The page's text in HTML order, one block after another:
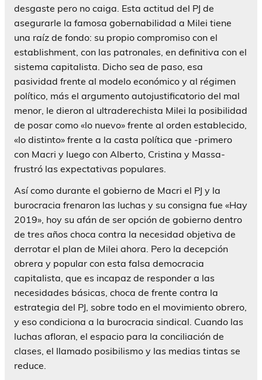
desgaste pero no caiga. Esta actitud del PJ de
asegurarle la famosa gobernabilidad a Milei tiene
una raíz de fondo: su propio compromiso con el
establishment, con las patronales, en definitiva con el
sistema capitalista. Dicho sea de paso, esa
pasividad frente al modelo económico y al régimen
político, más el argumento autojustificatorio del mal
menor, le dieron al ultraderechista Milei la posibilidad
de posar como «lo nuevo» frente al orden establecido,
«lo distinto» frente a la casta política que -primero
con Macri y luego con Alberto, Cristina y Massa-
frustró las expectativas populares.
Así como durante el gobierno de Macri el PJ y la
burocracia frenaron las luchas y su consigna fue «Hay
2019», hoy su afán de ser opción de gobierno dentro
de tres años choca contra la necesidad objetiva de
derrotar el plan de Milei ahora. Pero la decepción
obrera y popular con esta falsa democracia
capitalista, que es incapaz de responder a las
necesidades básicas, choca de frente contra la
estrategia del PJ, sobre todo en el movimiento obrero,
y eso condiciona a la burocracia sindical. Cuando las
luchas afloran, el espacio para la conciliación de
clases, el llamado posibilismo y las medias tintas se
reduce.